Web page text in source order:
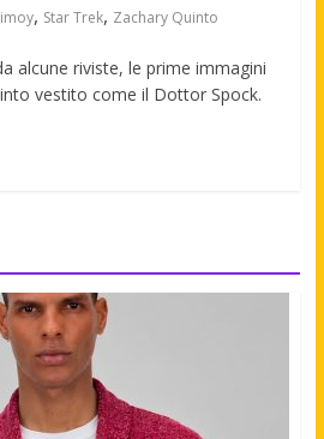
, Star Trek, Zachary Quinto
alcune riviste, le prime immagini
vestito come il Dottor Spock.